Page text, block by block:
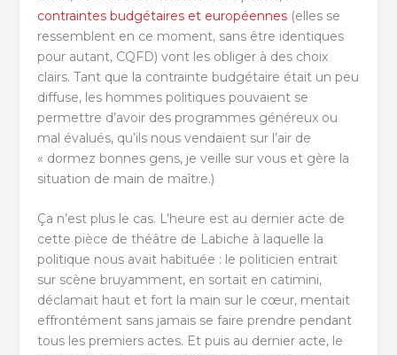
contraintes budgétaires et européennes (elles se
ressemblent en ce moment, sans être identiques
pour autant, CQFD) vont les obliger à des choix
clairs. Tant que la contrainte budgétaire était un peu
diffuse, les hommes politiques pouvaient se
permettre d’avoir des programmes généreux ou
mal évalués, qu’ils nous vendaient sur l’air de
« dormez bonnes gens, je veille sur vous et gère la
situation de main de maître.)
Ça n’est plus le cas. L’heure est au dernier acte de
cette pièce de théâtre de Labiche à laquelle la
politique nous avait habituée : le politicien entrait
sur scène bruyamment, en sortait en catimini,
déclamait haut et fort la main sur le cœur, mentait
effrontément sans jamais se faire prendre pendant
tous les premiers actes. Et puis au dernier acte, le